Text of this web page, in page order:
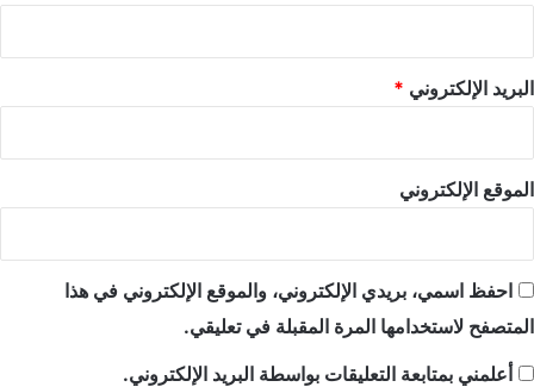
البريد الإلكتروني *
الموقع الإلكتروني
احفظ اسمي، بريدي الإلكتروني، والموقع الإلكتروني في هذا
المتصفح لاستخدامها المرة المقبلة في تعليقي.
أعلمني بمتابعة التعليقات بواسطة البريد الإلكتروني.